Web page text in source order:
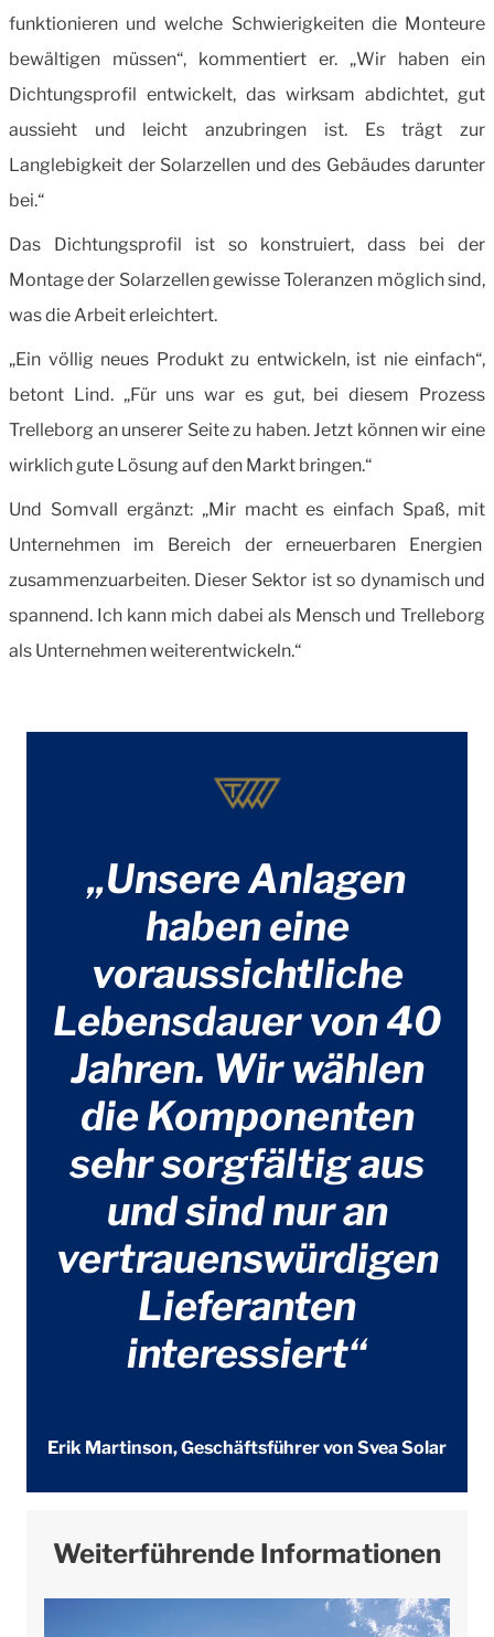
funktionieren und welche Schwierigkeiten die Monteure
bewältigen müssen“, kommentiert er. „Wir haben ein
Dichtungsprofil entwickelt, das wirksam abdichtet, gut
aussieht und leicht anzubringen ist. Es trägt zur
Langlebigkeit der Solarzellen und des Gebäudes darunter
bei.“
Das Dichtungsprofil ist so konstruiert, dass bei der
Montage der Solarzellen gewisse Toleranzen möglich sind,
was die Arbeit erleichtert.
„Ein völlig neues Produkt zu entwickeln, ist nie einfach“,
betont Lind. „Für uns war es gut, bei diesem Pro­zess
Trelleborg an unserer Seite zu haben. Jetzt können wir eine
wirklich gute Lösung auf den Markt bringen.“
Und Somvall ergänzt: „Mir macht es einfach Spaß, mit
Unternehmen im Bereich der erneuerbaren Energien
zusammenzuarbeiten. Dieser Sektor ist so dynamisch und
span­nend. Ich kann mich dabei als Mensch und Trelleborg
als Unter­nehmen weiterentwickeln.“
„Unsere Anlagen
haben eine
voraussichtliche
Lebensdauer von 40
Jahren. Wir wählen
die Komponenten
sehr sorgfältig aus
und sind nur an
vertrauenswürdigen
Lieferanten
interessiert“
Erik Martinson, Geschäftsführer von Svea Solar
Weiterführende Informationen